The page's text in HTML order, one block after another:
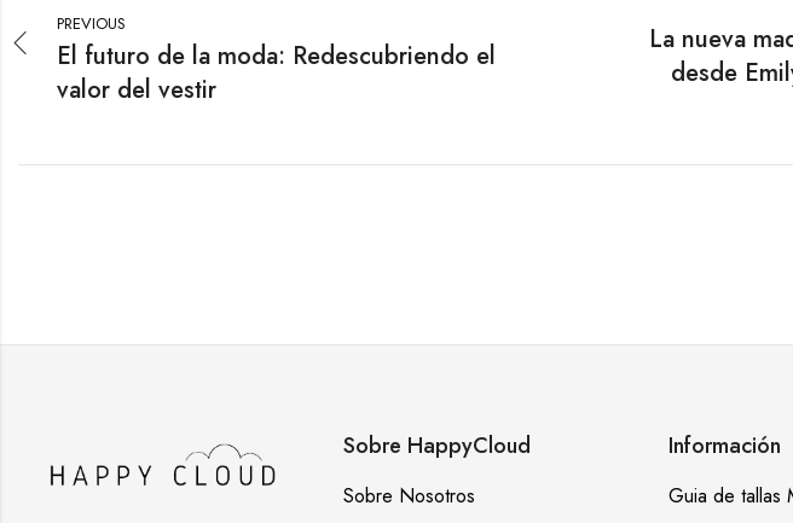
PREVIOUS
El futuro de la moda: Redescubriendo el
valor del vestir
La nueva
desde
Sobre HappyCloud
Sobre Nosotros
Información
Guia de tallas